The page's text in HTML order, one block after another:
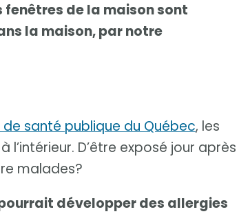
fenêtres de la maison sont
la maison, par notre
santé publique du Québec, les
D’être exposé jour après
malades?
développer des allergies